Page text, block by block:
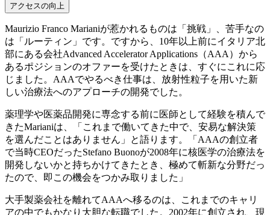
アクセスの向上
Maurizio Franco Marianiが惹かれるものは「挑戦」、苦手なの
は「ルーティン」です。ですから、10年以上前にイタリア北
部にある会社Advanced Accelerator Applications（AAA）から
あるポジションのオファーを受けたときは、すぐにこれに応
じました。AAAでやるべき仕事は、放射性粒子を用いた新
しい治療法へのアプローチの開発でした。
薬理学や医薬品開発に専念する前に医師として経験を積んで
きたMarianiは、「これまで働いてきた中で、安易な解決策
を選んだことはありません」と語ります。「AAAの創立者
で当時CEOだったStefano Buonoが2008年に核医学の治療法を
開発しないかと持ちかけてきたとき、極めて斬新な分野だっ
たので、即この機会をつかみ取りました」
大手製薬会社を離れてAAAへ移るのは、これまでのキャリ
アの中でもかなり大胆な転職でした。2002年に創立され、現